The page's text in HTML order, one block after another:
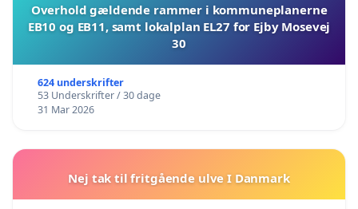
Overhold gældende rammer i kommuneplanerne
EB10 og EB11, samt lokalplan EL27 for Ejby Mosevej
30
624 underskrifter
53 Underskrifter / 30 dage
31 Mar 2026
Nej tak til fritgående ulve I Danmark